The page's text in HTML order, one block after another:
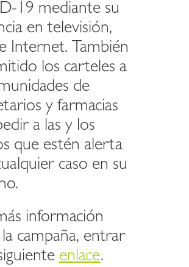
19 mediante su
en televisión,
Internet. También
los carteles a
de
y farmacias
a las y los
que estén alerta
caso en su
información
campaña, entrar
enlace.